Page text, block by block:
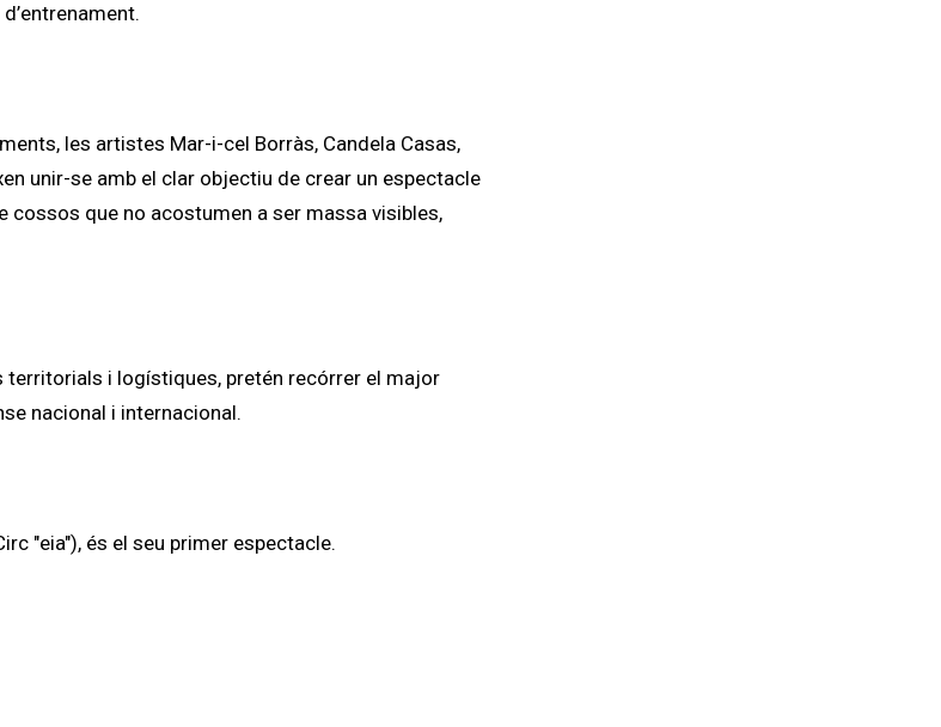
les artistes Mar-i-cel Borràs, Candela Casas,
unir-se amb el clar objectiu de crear un espectacle
que no acostumen a ser massa visibles,
i logístiques, pretén recórrer el major
nacional i internacional.
"eia"), és el seu primer espectacle.